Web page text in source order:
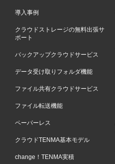
導入事例
クラウドストレージの無料出張サ
ポート
バックアップクラウドサービス
データ受け取りフォルダ機能
ファイル共有クラウドサービス
ファイル転送機能
ペーパーレス
クラウドTENMA基本モデル
change！TENMA実積